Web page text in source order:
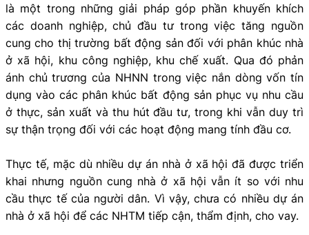
là một trong những giải pháp góp phần khuyến khích
các doanh nghiệp, chủ đầu tư trong việc tăng nguồn
cung cho thị trường bất động sản đối với phân khúc nhà
ở xã hội, khu công nghiệp, khu chế xuất. Qua đó phản
ánh chủ trương của NHNN trong việc nắn dòng vốn tín
dụng vào các phân khúc bất động sản phục vụ nhu cầu
ở thực, sản xuất và thu hút đầu tư, trong khi vẫn duy trì
sự thận trọng đối với các hoạt động mang tính đầu cơ.
Thực tế, mặc dù nhiều dự án nhà ở xã hội đã được triển
khai nhưng nguồn cung nhà ở xã hội vẫn ít so với nhu
cầu thực tế của người dân. Vì vậy, chưa có nhiều dự án
nhà ở xã hội để các NHTM tiếp cận, thẩm định, cho vay.